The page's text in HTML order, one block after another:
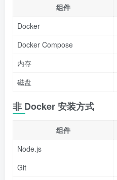
组件
Docker
Docker Compose
内存
磁盘
非 Docker 安装方式
组件
Node.js
Git